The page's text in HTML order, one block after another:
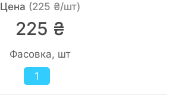
Цена (225 ₴/шт)
225 ₴
Фасовка, шт
1